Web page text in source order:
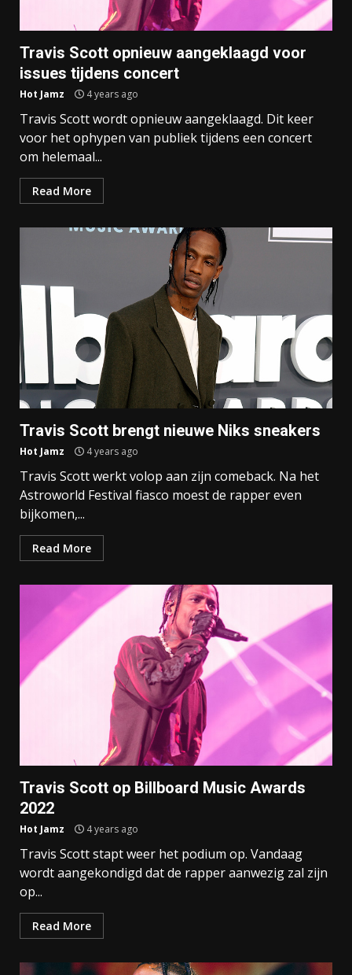
Travis Scott opnieuw aangeklaagd voor
issues tijdens concert
Hot Jamz 4 years ago
Travis Scott wordt opnieuw aangeklaagd. Dit keer
voor het ophypen van publiek tijdens een concert
om helemaal...
Read More
Travis Scott brengt nieuwe Niks sneakers
Hot Jamz 4 years ago
Travis Scott werkt volop aan zijn comeback. Na het
Astroworld Festival fiasco moest de rapper even
bijkomen,...
Read More
Travis Scott op Billboard Music Awards
2022
Hot Jamz 4 years ago
Travis Scott stapt weer het podium op. Vandaag
wordt aangekondigd dat de rapper aanwezig zal zijn
op...
Read More